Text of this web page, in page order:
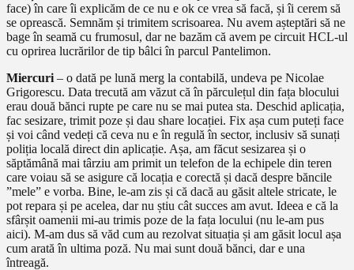
face) în care îi explicăm de ce nu e ok ce vrea să facă, și îi cerem să
se oprească. Semnăm și trimitem scrisoarea. Nu avem așteptări să ne
bage în seamă cu frumosul, dar ne bazăm că avem pe circuit HCL-ul
cu oprirea lucrărilor de tip bâlci în parcul Pantelimon.
Miercuri – o dată pe lună merg la contabilă, undeva pe Nicolae
Grigorescu. Data trecută am văzut că în părculețul din fața blocului
erau două bănci rupte pe care nu se mai putea sta. Deschid aplicația,
fac sesizare, trimit poze și dau share locației. Fix așa cum puteți face
și voi când vedeți că ceva nu e în regulă în sector, inclusiv să sunați
poliția locală direct din aplicație. Așa, am făcut sesizarea și o
săptămână mai târziu am primit un telefon de la echipele din teren
care voiau să se asigure că locația e corectă și dacă despre băncile
”mele” e vorba. Bine, le-am zis și că dacă au găsit altele stricate, le
pot repara și pe acelea, dar nu știu cât succes am avut. Ideea e că la
sfârșit oamenii mi-au trimis poze de la fața locului (nu le-am pus
aici). M-am dus să văd cum au rezolvat situația și am găsit locul așa
cum arată în ultima poză. Nu mai sunt două bănci, dar e una
întreagă.